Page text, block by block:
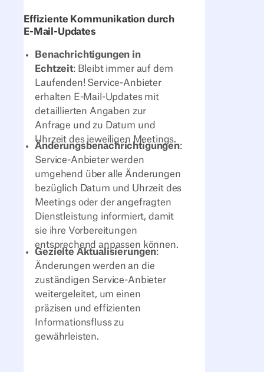
Effiziente Kommunikation durch
E-Mail-Updates
Benachrichtigungen in
Echtzeit: Bleibt immer auf dem
Laufenden! Service-Anbieter
erhalten E-Mail-Updates mit
detaillierten Angaben zur
Anfrage und zu Datum und
Uhrzeit des jeweiligen Meetings.
Änderungsbenachrichtigungen:
Service-Anbieter werden
umgehend über alle Änderungen
bezüglich Datum und Uhrzeit des
Meetings oder der angefragten
Dienstleistung informiert, damit
sie ihre Vorbereitungen
entsprechend anpassen können.
Gezielte Aktualisierungen:
Änderungen werden an die
zuständigen Service-Anbieter
weitergeleitet, um einen
präzisen und effizienten
Informationsfluss zu
gewährleisten.